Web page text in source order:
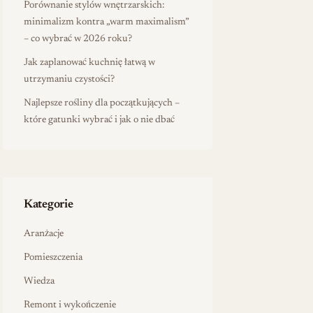
Porównanie stylów wnętrzarskich:
minimalizm kontra „warm maximalism”
– co wybrać w 2026 roku?
Jak zaplanować kuchnię łatwą w
utrzymaniu czystości?
Najlepsze rośliny dla początkujących –
które gatunki wybrać i jak o nie dbać
Kategorie
Aranżacje
Pomieszczenia
Wiedza
Remont i wykończenie